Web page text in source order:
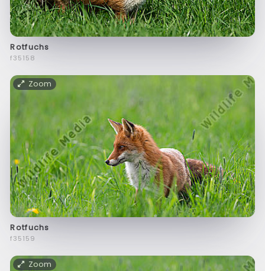
Rotfuchs
f35158
Zoom
Rotfuchs
f35159
Zoom